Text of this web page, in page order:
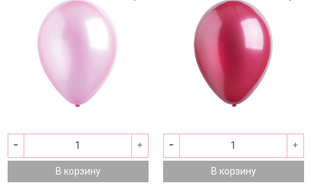
В корзину В корзину